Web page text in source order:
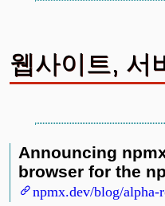
웹사이트, 서
Announcing
browser for the
npmx.dev/blog/alpha-